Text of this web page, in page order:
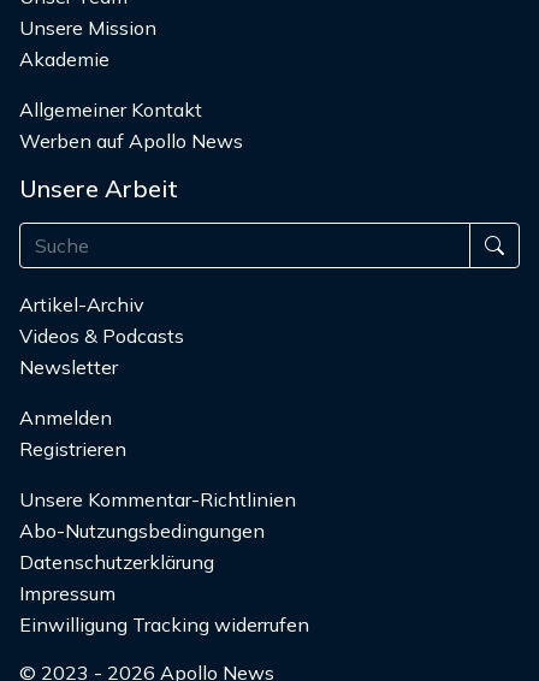
Unsere Mission
Akademie
Allgemeiner Kontakt
Werben auf Apollo News
Unsere Arbeit
Artikel-Archiv
Videos & Podcasts
Newsletter
Anmelden
Registrieren
Unsere Kommentar-Richtlinien
Abo-Nutzungsbedingungen
Datenschutzerklärung
Impressum
Einwilligung Tracking widerrufen
© 2023 - 2026 Apollo News